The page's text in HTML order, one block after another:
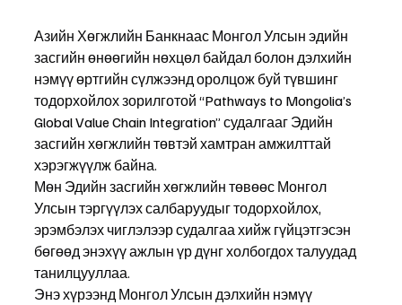
Азийн Хөгжлийн Банкнаас Монгол Улсын эдийн
засгийн өнөөгийн нөхцөл байдал болон дэлхийн
нэмүү өртгийн сүлжээнд оролцож буй түвшинг
тодорхойлох зорилготой “Pathways to Mongolia’s
Global Value Chain Integration” судалгааг Эдийн
засгийн хөгжлийн төвтэй хамтран амжилттай
хэрэгжүүлж байна.
Мөн Эдийн засгийн хөгжлийн төвөөс Монгол
Улсын тэргүүлэх салбаруудыг тодорхойлох,
эрэмбэлэх чиглэлээр судалгаа хийж гүйцэтгэсэн
бөгөөд энэхүү ажлын үр дүнг холбогдох талуудад
танилцууллаа.
Энэ хүрээнд Монгол Улсын дэлхийн нэмүү